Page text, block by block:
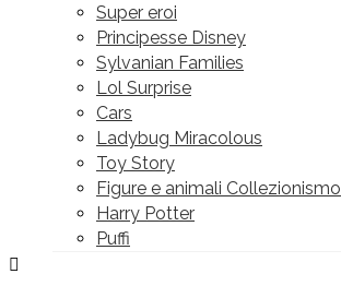
Super eroi
Principesse Disney
Sylvanian Families
Lol Surprise
Cars
Ladybug Miracolous
Toy Story
Figure e animali Collezionismo
Harry Potter
Puffi
